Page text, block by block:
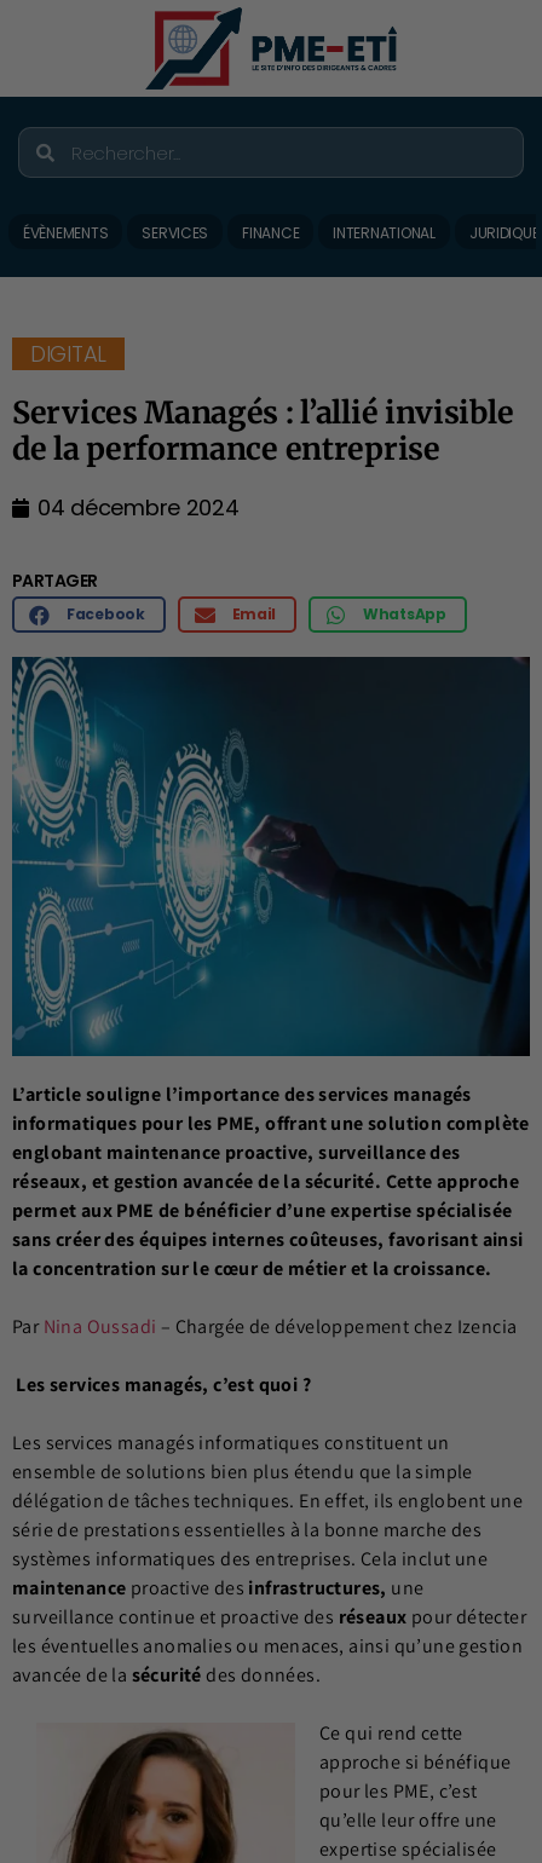
ÉVÈNEMENTS SERVICES FINANCE INTERNATIONAL JURIDIQUE
DIGITAL
Services Managés : l’allié invisible
de la performance entreprise
04 décembre 2024
PARTAGER
Facebook Email WhatsApp
L’article souligne l’importance des services managés
informatiques pour les PME, offrant une solution complète
englobant maintenance proactive, surveillance des
réseaux, et gestion avancée de la sécurité. Cette approche
permet aux PME de bénéficier d’une expertise spécialisée
sans créer des équipes internes coûteuses, favorisant ainsi
la concentration sur le cœur de métier et la croissance.
ParNina Oussadi – Chargée de développement chez Izencia
Les services managés, c’est quoi ?
Les services managés informatiques constituent un
ensemble de solutions bien plus étendu que la simple
délégation de tâches techniques. En effet, ils englobent une
série de prestations essentielles à la bonne marche des
systèmes informatiques des entreprises. Cela inclut une
maintenance proactive des infrastructures, une
surveillance continue et proactive des réseaux pour détecter
les éventuelles anomalies ou menaces, ainsi qu’une gestion
avancée de la sécurité des données.
Ce qui rend cette
approche si bénéfique
pour les PME, c’est
qu’elle leur offre une
expertise spécialisée